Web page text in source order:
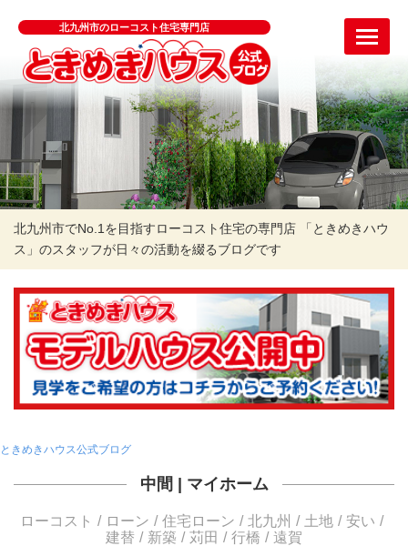
北九州市のローコスト住宅専門店
北九州市でNo.1を目指すローコスト住宅の専門店 「ときめきハウ
ス」のスタッフが日々の活動を綴るブログです
ときめきハウス公式ブログ
中間 | マイホーム
ローコスト ローン 住宅ローン 北九州 土地
安い
建替
新築 苅田 行橋 遠賀